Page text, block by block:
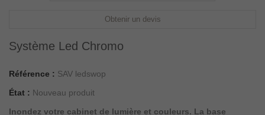
Obtenir un devis
Système Led Chromo
Référence : SAV ledswop
État : Nouveau produit
Inondez votre cabinet de lumière et couleurs. La base